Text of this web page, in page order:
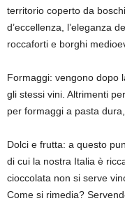
territorio coperto da
d’eccellenza, l’eleganza
roccaforti e borghi
Formaggi: vengono dopo
gli stessi vini. Altrimenti
per formaggi a pasta
Dolci e frutta: a questo
di cui la nostra Italia è
cioccolata non si serve
Come si rimedia?